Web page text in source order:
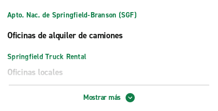
Apto. Nac. de Springfield-Branson (SGF)
Oficinas de alquiler de camiones
Springfield Truck Rental
Oficinas locales
Mostrar más